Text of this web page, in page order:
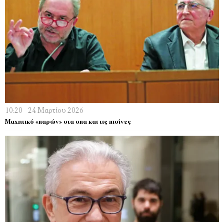
10:20 - 24 Μαρτίου 2026
Μαχητικό «παρών» στα σπα και τις πισίνες